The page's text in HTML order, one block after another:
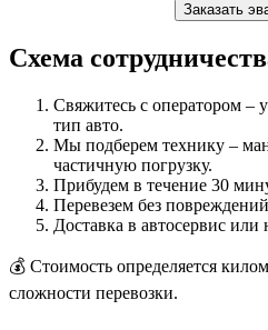
Заказать
Схема
Свяжитесь с оператором –
тип авто.
Мы подберем технику –
частичную погрузку.
Прибудем в течение 30
Перевезем без
Доставка в автосервис или
💰 Стоимость определяется
сложности перевозки.